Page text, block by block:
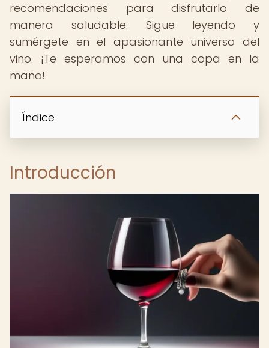
recomendaciones para disfrutarlo de
manera saludable. Sigue leyendo y
sumérgete en el apasionante universo del
vino. ¡Te esperamos con una copa en la
mano!
Índice
Introducción